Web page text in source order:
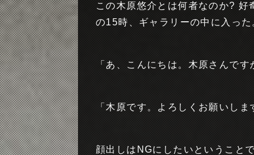
この木原悠介とは何者なのか? 好
の15時、ギャラリーの中に入った
「あ、こんにちは。木原さんです
「木原です。よろしくお願いしま
顔出しはNGにしたいということ